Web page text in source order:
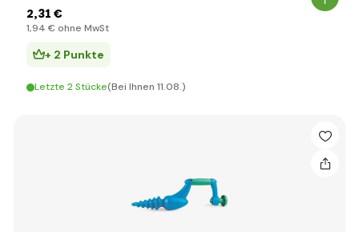
2,31 €
1,94 € ohne MwSt
+ 2 Punkte
Letzte 2 Stücke(Bei Ihnen 11.08.)